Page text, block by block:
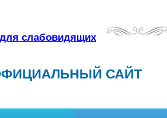
слабовидящих
САЙТ